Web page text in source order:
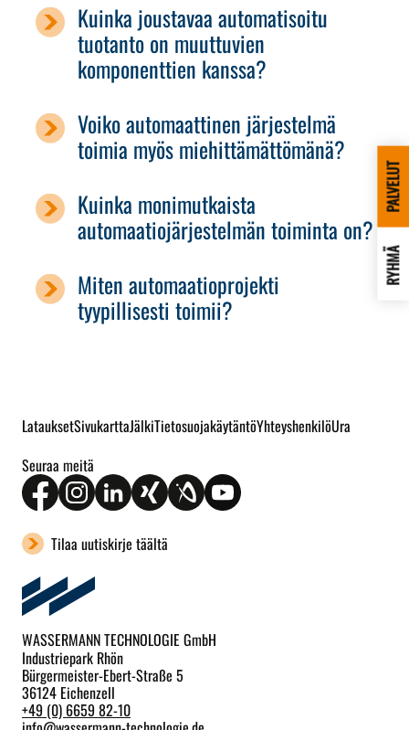
Kuinka joustavaa automatisoitu
tuotanto on muuttuvien
komponenttien kanssa?
Voiko automaattinen järjestelmä
toimia myös miehittämättömänä?
Kuinka monimutkaista
automaatiojärjestelmän toiminta on?
Miten automaatioprojekti
tyypillisesti toimii?
RYHMÄ
PALVELUT
LatauksetSivukarttaJälkiTietosuojakäytäntöYhteyshenkilöUra
Seuraa meitä
Tilaa uutiskirje täältä
WASSERMANN TECHNOLOGIE GmbH
Industriepark Rhön
Bürgermeister-Ebert-Straße 5
36124 Eichenzell
+49 (0) 6659 82-10